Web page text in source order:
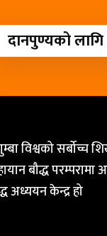
दानपुण्यको लागि
विश्वको सर्बोच्च
बौद्ध परम्परामा
अध्ययन केन्द्र हो